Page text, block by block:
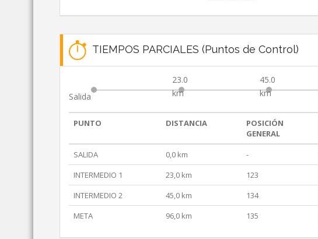
TIEMPOS PARCIALES (Puntos de Control)
Salida
23.0
km
45.0
km
PUNTO DISTANCIA
POSICIÓN
GENERAL
SALIDA 0,0 km -
INTERMEDIO 1
23,0 km 123
INTERMEDIO 2
45,0 km 134
META
96,0 km 135